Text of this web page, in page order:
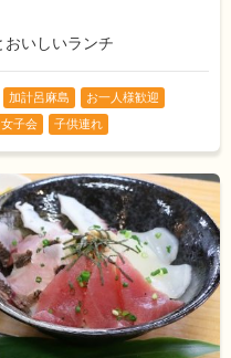
いしいランチ
加計呂麻島
お一人様歓迎
女子会 子供連れ